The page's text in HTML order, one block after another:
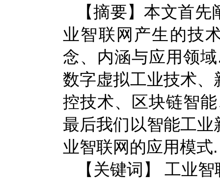
【摘要】本文首
业智联网产生的技
念、内涵与应用领
数字虚拟工业技术
控技术、区块链智
最后我们以智能工
业智联网的应用模式.
【关键词】 工